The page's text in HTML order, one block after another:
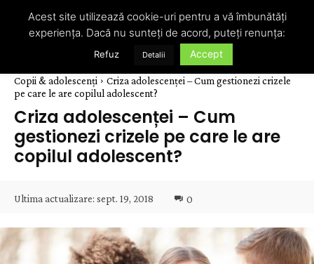
Copii & adolescenți
Criza adolescenței – Cum gestionezi crizele
pe care le are copilul adolescent?
Criza adolescenței – Cum
gestionezi crizele pe care le are
copilul adolescent?
Ultima actualizare: sept. 19, 2018 0
Acest site utilizează cookie-uri pentru a vă îmbunătăți
experiența. Dacă nu sunteți de acord, puteți renunța:
Refuz Detalii Accept